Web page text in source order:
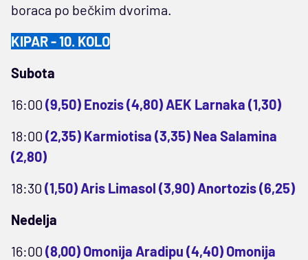
boraca po bečkim dvorima.
KIPAR - 10. KOLO
Subota
16:00 (9,50) Enozis (4,80) AEK Larnaka (1,30)
18:00 (2,35) Karmiotisa (3,35) Nea Salamina
(2,80)
18:30 (1,50) Aris Limasol (3,90) Anortozis (6,25)
Nedelja
16:00 (8,00) Omonija Aradipu (4,40) Omonija